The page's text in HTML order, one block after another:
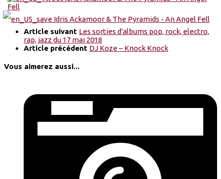
Article suivant Les sorties d'albums pop, rock, electro,
rap, jazz du 17 mai 2018
Article précédent DJ Koze – Knock Knock
Vous aimerez aussi...